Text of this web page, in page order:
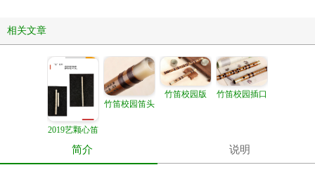
相关文章
2019艺颗心笛
竹笛校园笛头
竹笛校园版 竹笛校园插口
简介 说明